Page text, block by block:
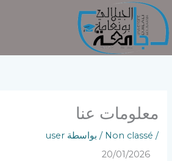
تخطي
إلى
المحتوى
معلومات عنا
/
Non classé / بواسطة user
20/01/2026